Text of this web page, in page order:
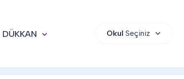
Okul Seçiniz